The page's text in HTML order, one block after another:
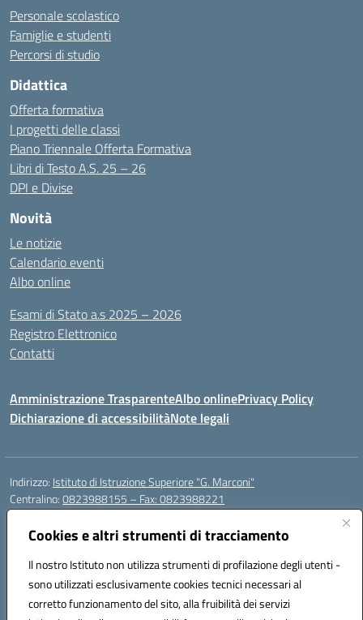
Cookies e altri strumenti di tracciamento
Il nostro Istituto non utilizza strumenti di profilazione degli utenti -
sono utilizzati esclusivamente cookies tecnici necessari al
corretto funzionamento del sito, alla fruibilità dei servizi
Personale scolastico
Famiglie e studenti
Percorsi di studio
Didattica
Offerta formativa
I progetti delle classi
Piano Triennale Offerta Formativa
Libri di Testo A.S. 25 – 26
DPI e Divise
Novità
Le notizie
Calendario eventi
Albo online
Esami di Stato a.s 2025 – 2026
Registro Elettronico
Contatti
Amministrazione TrasparenteAlbo onlinePrivacy Policy
Dichiarazione di accessibilitàNote legali
Indirizzo: Istituto di Istruzione Superiore "G. Marconi"
Centralino:0823988155 – Fax: 0823988221
Email:
Posta elettronica certificata (PEC):ceis006006@pec.istruzione.it
Codice fiscale: 80004450617
Codice meccanografico:CEIS006006
Codice Indice delle Pubbliche Amministrazioni (IPA): istsc_ceis006006
Codice unico di fatturazione (CUF): UF8BPW